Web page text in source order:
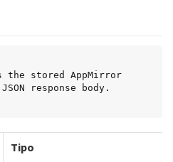
the stored AppMirror
response body.
Tipo